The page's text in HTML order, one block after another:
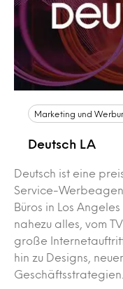
Marketing und
Deutsch LA
Deutsch ist eine
Service-
Büros in Los
nahezu alles, vom
große
hin zu Designs,